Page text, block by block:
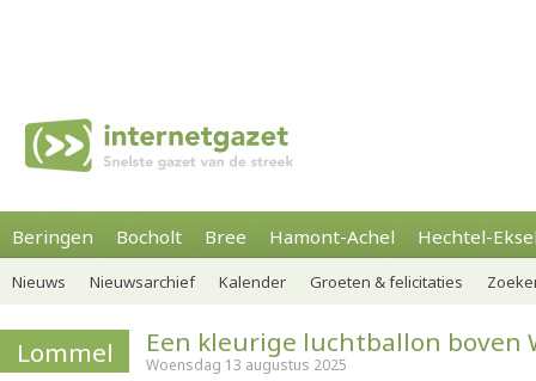
Beringen Bocholt Bree Hamont-Achel Hechtel-
Nieuws Nieuwsarchief Kalender Groeten & felicitaties
Lommel Een kleurige luchtballon boven
Woensdag 13 augustus 2025